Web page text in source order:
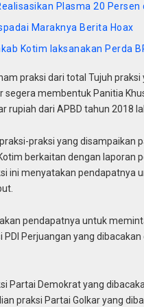
Plasma 20 Persen
Maraknya Berita Hoax
Kotim laksanakan Perda
praksi dari total Tujuh praksi
segera membentuk Panitia
rupiah dari APBD tahun 2018
praksi yang disampaikan
berkaitan dengan laporan
ini menyatakan pendapatnya
pendapatnya untuk
Perjuangan yang
Partai Demokrat yang
praksi Partai Golkar yang